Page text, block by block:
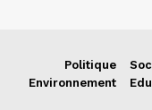
Politique
Environnement